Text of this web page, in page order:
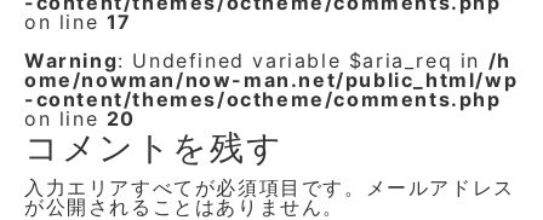
on line 17
Warning: Undefined variable $aria_req in /h
ome/nowman/now-man.net/public_html/wp
-content/themes/octheme/comments.php
on line 20
コメントを残す
入力エリアすべてが必須項目です。メールアドレス
が公開されることはありません。